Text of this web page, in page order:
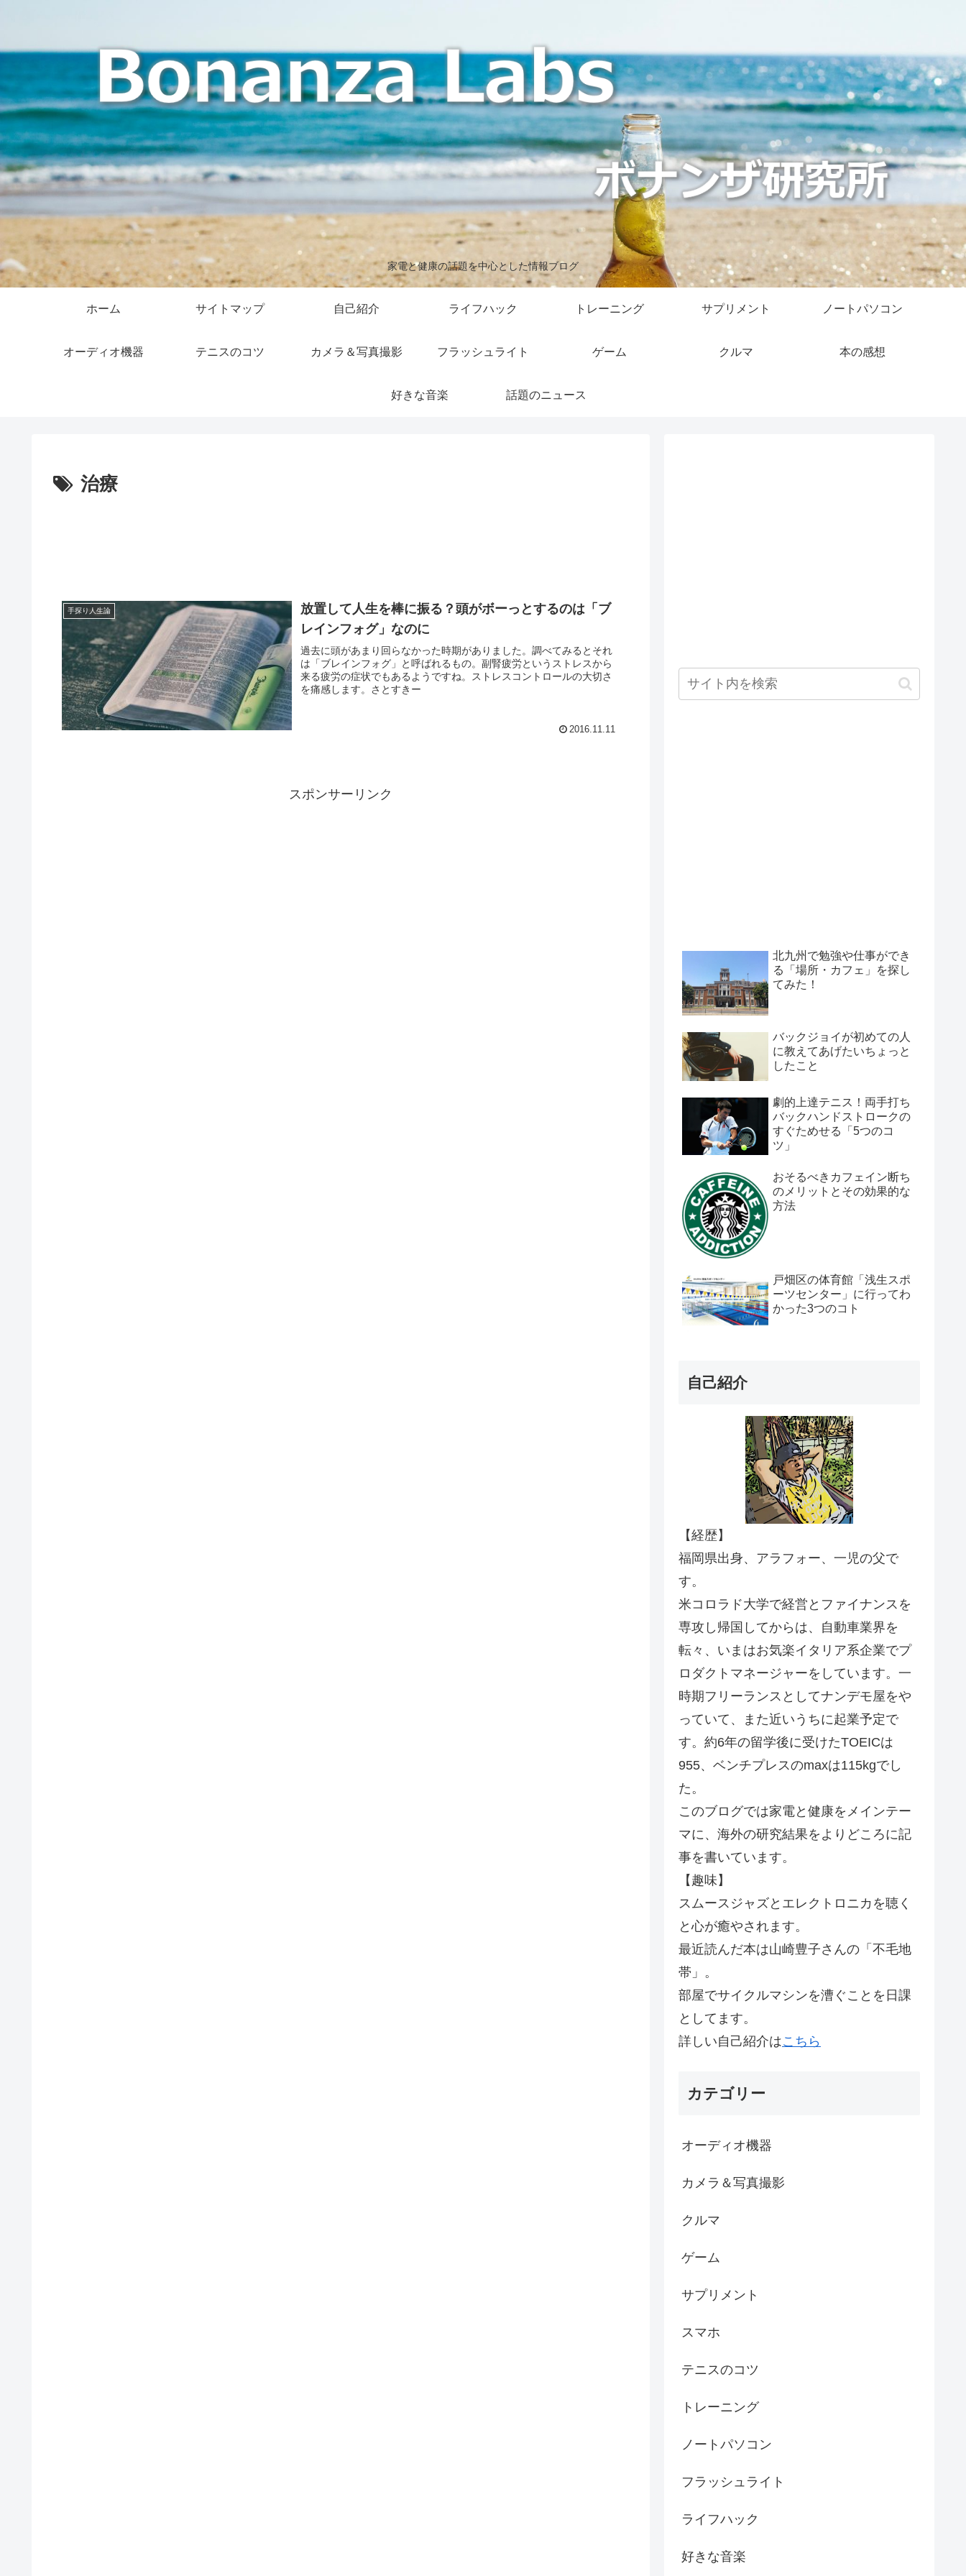
家電と健康の話題を中心とした情報ブログ
ホーム サイトマップ 自己紹介 ライフハック トレーニング サプリメント ノートパソコン
オーディオ機器 テニスのコツ カメラ＆写真撮影 フラッシュライト ゲーム クルマ 本の感想
好きな音楽 話題のニュース
治療
手探り人生論
放置して人生を棒に振る？頭がボーっとするのは「ブ
レインフォグ」なのに
過去に頭があまり回らなかった時期がありました。調べてみるとそれ
は「ブレインフォグ」と呼ばれるもの。副腎疲労というストレスから
来る疲労の症状でもあるようですね。ストレスコントロールの大切さ
を痛感します。さとすきー
2016.11.11
スポンサーリンク
北九州で勉強や仕事ができ
る「場所・カフェ」を探し
てみた！
バックジョイが初めての人
に教えてあげたいちょっと
したこと
劇的上達テニス！両手打ち
バックハンドストロークの
すぐためせる「5つのコ
ツ」
おそるべきカフェイン断ち
のメリットとその効果的な
方法
戸畑区の体育館「浅生スポ
ーツセンター」に行ってわ
かった3つのコト
自己紹介
【経歴】
福岡県出身、アラフォー、一児の父で
す。
米コロラド大学で経営とファイナンスを
専攻し帰国してからは、自動車業界を
転々、いまはお気楽イタリア系企業でプ
ロダクトマネージャーをしています。一
時期フリーランスとしてナンデモ屋をや
っていて、また近いうちに起業予定で
す。約6年の留学後に受けたTOEICは
955、ベンチプレスのmaxは115kgでし
た。
このブログでは家電と健康をメインテー
マに、海外の研究結果をよりどころに記
事を書いています。
【趣味】
スムースジャズとエレクトロニカを聴く
と心が癒やされます。
最近読んだ本は山崎豊子さんの「不毛地
帯」。
部屋でサイクルマシンを漕ぐことを日課
としてます。
詳しい自己紹介はこちら
カテゴリー
オーディオ機器
カメラ＆写真撮影
クルマ
ゲーム
サプリメント
スマホ
テニスのコツ
トレーニング
ノートパソコン
フラッシュライト
ライフハック
好きな音楽